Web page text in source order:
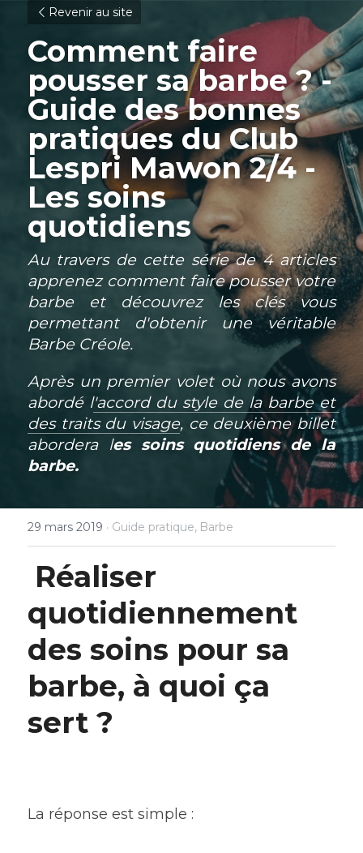
Revenir au site
Comment faire
pousser sa barbe ? -
Guide des bonnes
pratiques du Club
Lespri Mawon 2/4 -
Les soins
quotidiens
Au travers de cette série de 4 articles
apprenez comment faire pousser votre
barbe et découvrez les clés vous
permettant d'obtenir une véritable
Barbe Créole.
Après un premier volet où nous avons
abordé l'accord du style de la barbe et
des traits du visage, ce deuxième billet
abordera les soins quotidiens de la
barbe.
29 mars 2019 · Guide pratique, Barbe
Réaliser
quotidiennement
des soins pour sa
barbe, à quoi ça
sert ?
La réponse est simple :